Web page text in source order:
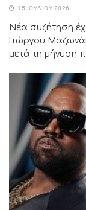
15 ΙΟΥΛΊΟΥ 2026
Νέα συζήτηση
Γιώργου
μετά τη μήνυση